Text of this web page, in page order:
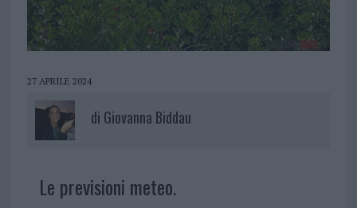
27 APRILE 2024
di Giovanna Biddau
Le previsioni meteo.